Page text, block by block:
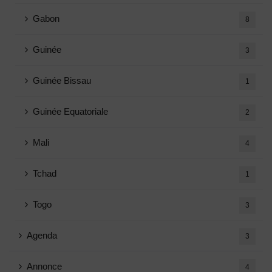
Gabon 8
Guinée 3
Guinée Bissau 1
Guinée Equatoriale 2
Mali 4
Tchad 1
Togo 3
Agenda 3
Annonce 4